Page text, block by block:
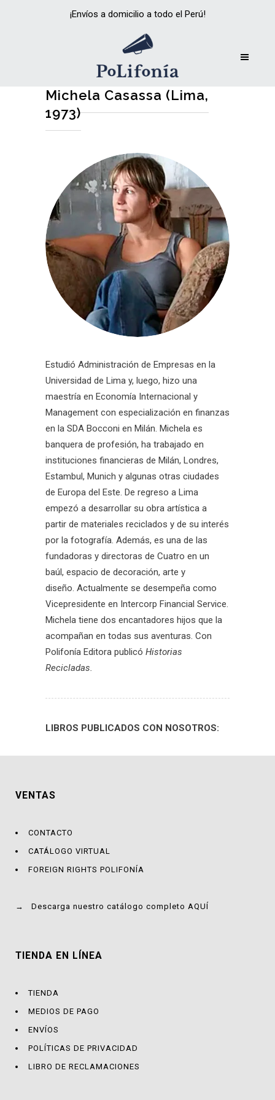
¡Envíos a domicilio a todo el Perú!
Michela Casassa (Lima,
1973)
Estudió Administración de Empresas en la
Universidad de Lima y, luego, hizo una
maestría en Economía Internacional y
Management con especialización en finanzas
en la SDA Bocconi en Milán. Michela es
banquera de profesión, ha trabajado en
instituciones financieras de Milán, Londres,
Estambul, Munich y algunas otras ciudades
de Europa del Este. De regreso a Lima
empezó a desarrollar su obra artística a
partir de materiales reciclados y de su interés
por la fotografía. Además, es una de las
fundadoras y directoras de Cuatro en un
baúl, espacio de decoración, arte y
diseño. Actualmente se desempeña como
Vicepresidente en Intercorp Financial Service.
Michela tiene dos encantadores hijos que la
acompañan en todas sus aventuras. Con
Polifonía Editora publicó Historias
Recicladas.
LIBROS PUBLICADOS CON NOSOTROS:
VENTAS
CONTACTO
CATÁLOGO VIRTUAL
FOREIGN RIGHTS POLIFONÍA
→ Descarga nuestro catálogo completo AQUÍ
TIENDA EN LÍNEA
TIENDA
MEDIOS DE PAGO
ENVÍOS
POLÍTICAS DE PRIVACIDAD
LIBRO DE RECLAMACIONES